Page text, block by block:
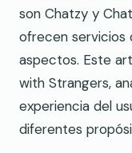
son Chatzy y
ofrecen servicios
aspectos. Este
with Strangers,
experiencia del
diferentes